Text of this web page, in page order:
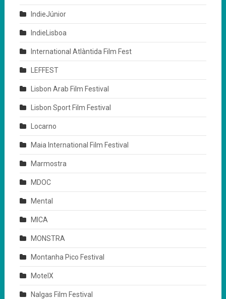
IndieJúnior
IndieLisboa
International Atlàntida Film Fest
LEFFEST
Lisbon Arab Film Festival
Lisbon Sport Film Festival
Locarno
Maia International Film Festival
Marmostra
MDOC
Mental
MICA
MONSTRA
Montanha Pico Festival
MotelX
Nalgas Film Festival